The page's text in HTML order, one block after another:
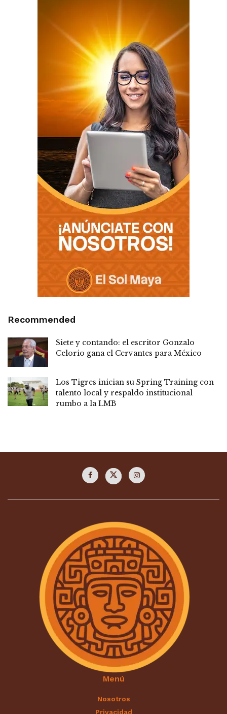
Recommended
Siete y contando: el escritor Gonzalo
Celorio gana el Cervantes para México
Los Tigres inician su Spring Training con
talento local y respaldo institucional
rumbo a la LMB
Menú
Nosotros
Privacidad